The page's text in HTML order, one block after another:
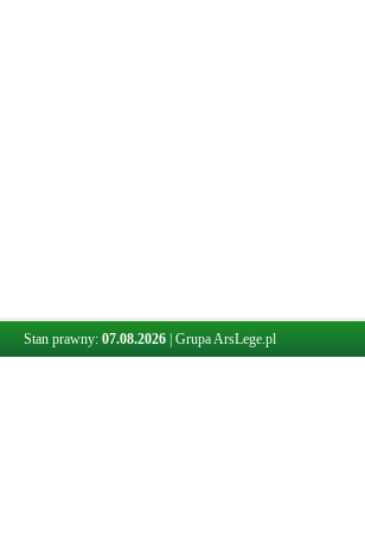
Stan prawny: 07.08.2026 Grupa ArsLege.pl